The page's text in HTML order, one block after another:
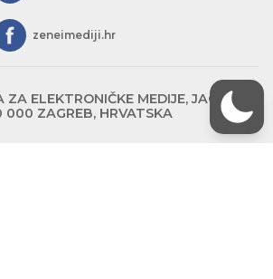
zeneimediji.hr
ELEKTRONIČKE MEDIJE, JAGIĆEVA
000 ZAGREB, HRVATSKA